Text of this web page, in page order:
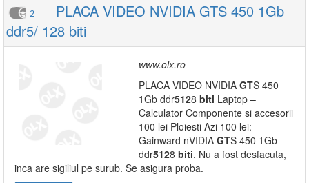
2
PLACA VIDEO NVIDIA GTS 450 1Gb
ddr5/ 128 biti
www.olx.ro
PLACA VIDEO NVIDIA GTS 450
1Gb ddr5128 biti Laptop –
Calculator Componente si accesorii
100 lei Ploiesti Azi 100 lei:
Gainward nVIDIA GTS 450 1Gb
ddr5128 biti. Nu a fost desfacuta,
inca are sigiliul pe surub. Se asigura proba.